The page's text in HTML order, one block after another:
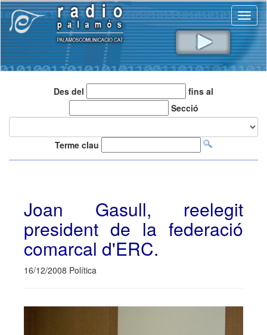
Des del
fins al
Secció
Terme clau
Joan Gasull, reelegit
president de la federació
comarcal d'ERC.
16/12/2008 Política